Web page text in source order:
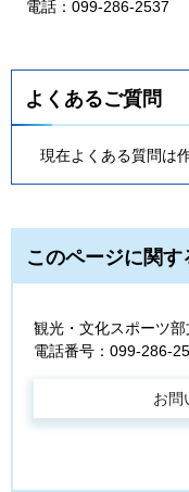
電話：099-286-2537
よくあるご質問
現在よくある質問は
このページに関
観光・文化スポーツ
電話番号：099-286-